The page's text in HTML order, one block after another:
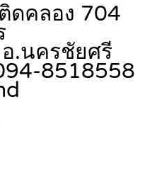
ดคลอง 704
.นครชัยศรี
8518558